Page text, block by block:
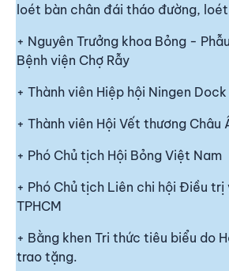
loét bàn chân đái tháo đường,
+ Nguyên Trưởng khoa Bỏng -
Bệnh viện Chợ Rẫy
+ Thành viên Hiệp hội Ningen
+ Thành viên Hội Vết thương Châu
+ Phó Chủ tịch Hội Bỏng Việt Nam
+ Phó Chủ tịch Liên chi hội Điều
TPHCM
+ Bằng khen Tri thức tiêu biểu do
trao tặng.